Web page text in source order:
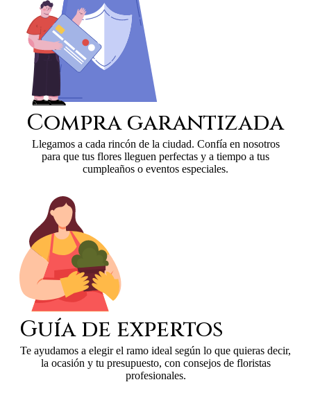
Compra garantizada
Llegamos a cada rincón de la ciudad. Confía en nosotros
para que tus flores lleguen perfectas y a tiempo a tus
cumpleaños o eventos especiales.
Guía de expertos
Te ayudamos a elegir el ramo ideal según lo que quieras decir,
la ocasión y tu presupuesto, con consejos de floristas
profesionales.